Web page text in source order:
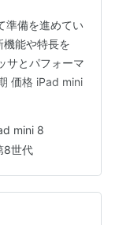
準備を進めてい
能や特長を
サとパフォーマ
価格 iPad mini
mini 8
8世代